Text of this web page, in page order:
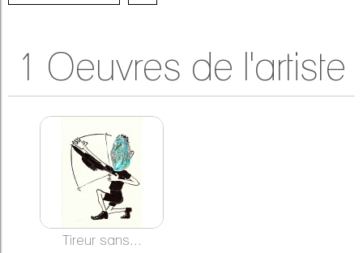
1 Oeuvres de l'artiste
Tireur sans...